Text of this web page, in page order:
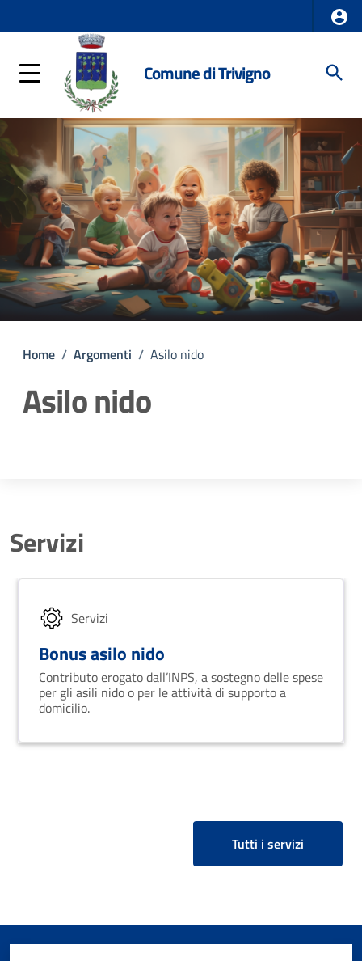
Comune di Trivigno
Home / Argomenti / Asilo nido
Asilo nido
Servizi
Servizi
Bonus asilo nido
Contributo erogato dall’INPS, a sostegno delle spese
per gli asili nido o per le attività di supporto a
domicilio.
Tutti i servizi